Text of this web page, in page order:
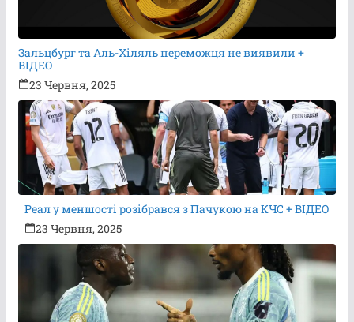
Зальцбург та Аль-Хіляль переможця не виявили +
ВІДЕО
23 Червня, 2025
Реал у меншості розібрався з Пачукою на КЧС + ВІДЕО
23 Червня, 2025